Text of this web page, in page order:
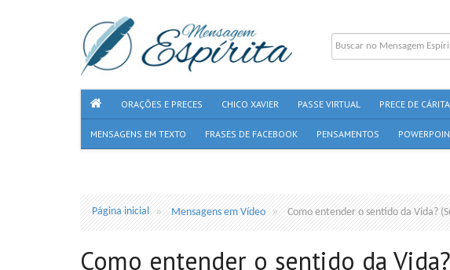
ORAÇÕES E PRECES CHICO XAVIER PASSE VIRTUAL PRECE DE
MENSAGENS EM TEXTO FRASES DE FACEBOOK PENSAMENTOS
Página inicial Mensagens em Vídeo Como entender o sentido da Vida?
Como entender o sentido da